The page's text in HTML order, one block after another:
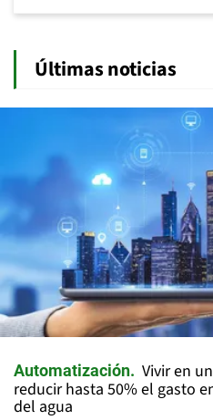
Últimas noticias
Automatización
Vivir en
reducir hasta 50% el gasto
del agua